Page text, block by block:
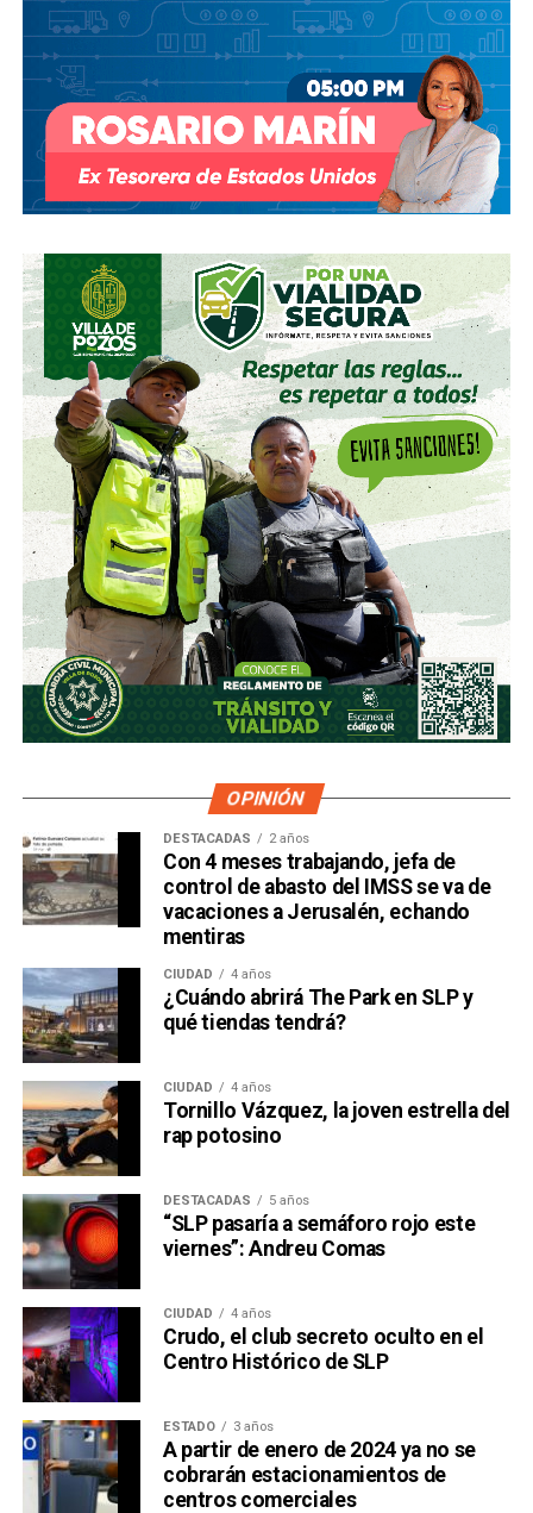
OPINIÓN
DESTACADAS 2 años
Con 4 meses trabajando, jefa de
control de abasto del IMSS se va de
vacaciones a Jerusalén, echando
mentiras
CIUDAD 4 años
¿Cuándo abrirá The Park en SLP y
qué tiendas tendrá?
CIUDAD 4 años
Tornillo Vázquez, la joven estrella del
rap potosino
DESTACADAS 5 años
“SLP pasaría a semáforo rojo este
viernes”: Andreu Comas
CIUDAD 4 años
Crudo, el club secreto oculto en el
Centro Histórico de SLP
ESTADO 3 años
A partir de enero de 2024 ya no se
cobrarán estacionamientos de
centros comerciales